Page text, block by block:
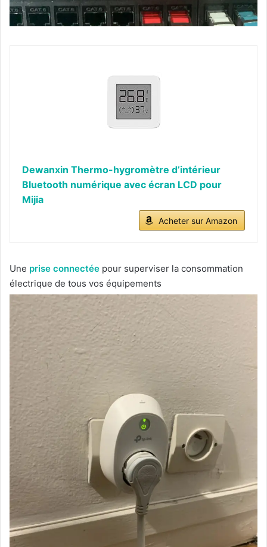
Dewanxin Thermo-hygromètre d’intérieur
Bluetooth numérique avec écran LCD pour
Mijia
Acheter sur Amazon
Une prise connectée pour superviser la consommation
électrique de tous vos équipements